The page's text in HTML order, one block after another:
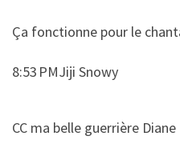
​​Ça fonctionne pour le
8:53 PMJiji Snowy
​​CC ma belle guerrière Diane